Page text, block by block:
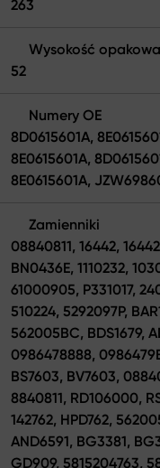
263
Wysokość
52
Numery OE
8D0615601A,
8E0615601A,
8E0615601A,
Zamienniki
08840811, 16442,
BN0436E, 1110232,
61000905, P331017,
510224, 5292097P,
562005BC, BDS1679,
0986478888,
BS7603, BV7603,
8840811, RD106000,
142762, HPD762,
AND6591, BG3381,
GD909, 5815204763,